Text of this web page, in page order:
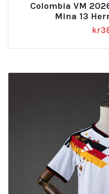
Colombia VM
Mina 13
kr